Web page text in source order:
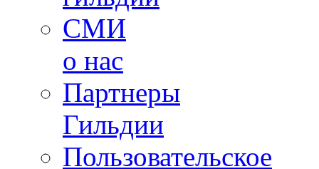
СМИ
о нас
Партнеры
Гильдии
Пользовательское